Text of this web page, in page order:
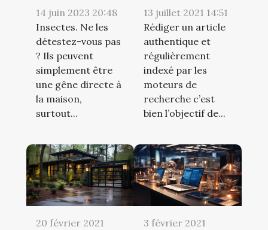
14 juin 2023 20:48
Insectes. Ne les
détestez-vous pas
? Ils peuvent
simplement être
une gêne directe à
la maison,
surtout...
13 juillet 2021 14:51
Rédiger un article
authentique et
régulièrement
indexé par les
moteurs de
recherche c’est
bien l’objectif de...
20 février 2021
3 février 2021